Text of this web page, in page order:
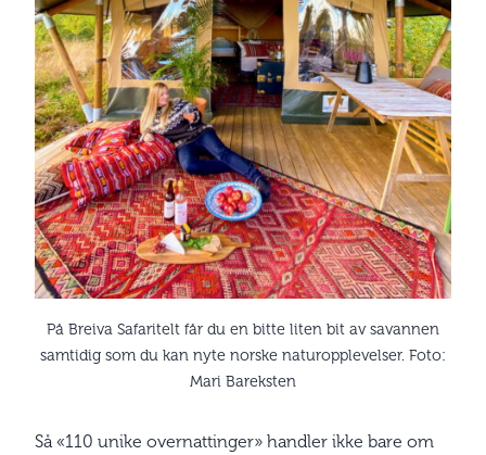
På Breiva Safaritelt får du en bitte liten bit av savannen
samtidig som du kan nyte norske naturopplevelser. Foto:
Mari Bareksten
Så «110 unike overnattinger» handler ikke bare om